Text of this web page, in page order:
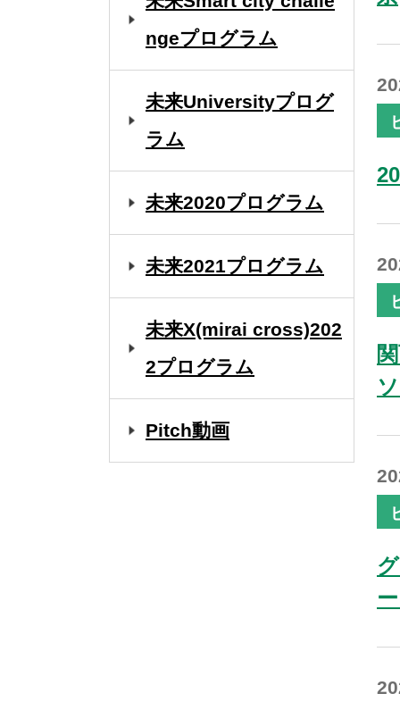
ngeプログラム
未来Universityプログ
ラム
未来2020プログラム
未来2021プログラム
未来X(mirai cross)202
2プログラム
Pitch動画